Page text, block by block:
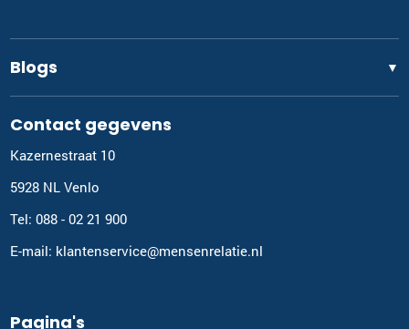
Blogs ▼
Contact gegevens
Kazernestraat 10
5928 NL Venlo
Tel: 088 - 02 21 900
E-mail: klantenservice@mensenrelatie.nl
Pagina's